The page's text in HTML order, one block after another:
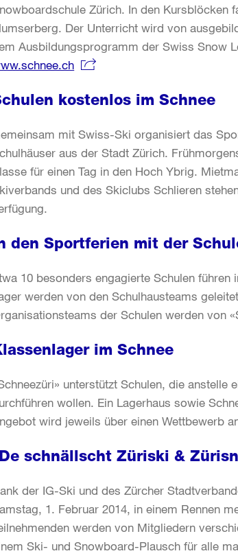
Zürich. In den Kursblöcken
Der Unterricht wird von
Ausbildungsprogramm der Swiss Snow
kostenlos im Schnee
mit Swiss-Ski organisiert das
aus der Stadt Zürich.
für einen Tag in den Hoch Ybrig.
und des Skiclubs Schlieren
den Sportferien mit der
10 besonders engagierte Schulen
werden von den Schulhausteams
der Schulen werden von
im Schnee
unterstützt Schulen, die
wollen. Ein Lagerhaus sowie
wird jeweils über einen Wettbewerb
schnällscht Züriski &
der IG-Ski und des Zürcher
1. Februar 2014, in einem Rennen
werden von Mitgliedern
Ski- und Snowboard-Plausch für alle